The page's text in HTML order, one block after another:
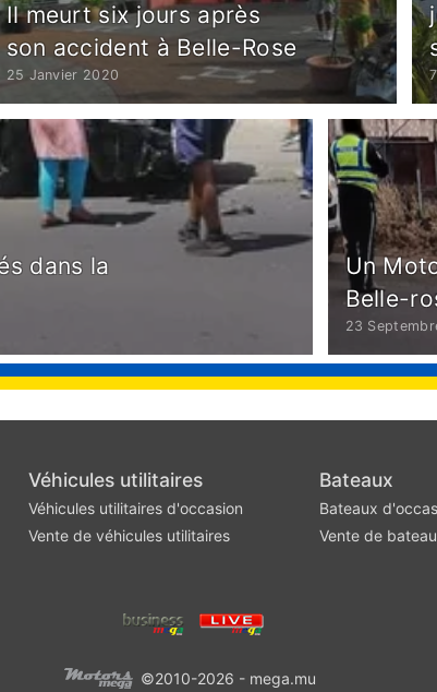
Il meurt six jours après
son accident à Belle-Rose
25 Janvier 2020
dans la
Un
Belle-
23
Véhicules utilitaires
Véhicules utilitaires d'occasion
Vente de véhicules utilitaires
Bateaux
Bateaux
Vente de
©2010-2026 - mega.mu